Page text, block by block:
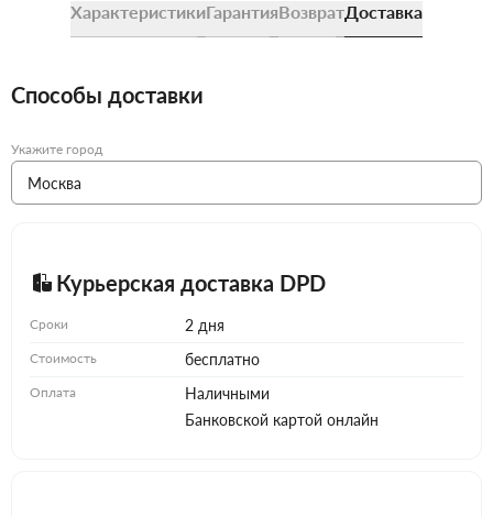
ХарактеристикиГарантияВозвратДоставка
Способы доставки
Укажите город
Курьерская доставка DPD
Сроки 2 дня
Стоимость бесплатно
Оплата
Наличными
Банковской картой онлайн